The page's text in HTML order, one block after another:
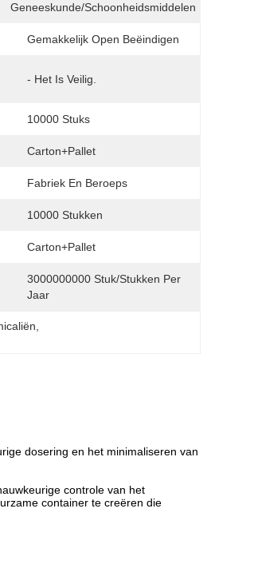
Geneeskunde/Schoonheidsmiddelen
Gemakkelijk Open Beëindigen
- Het Is Veilig.
10000 Stuks
Carton+Pallet
Fabriek En Beroeps
10000 Stukken
Carton+Pallet
3000000000 Stuk/Stukken Per
Jaar
dosering en het minimaliseren van
controle van het
container te creëren die